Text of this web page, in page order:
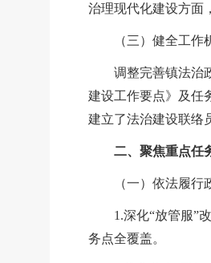
治理现代化建设方面
（三）健全工作
调整完善镇法治政
建设工作要点》及任
建立了法治建设联络
二、聚焦重点任务
（一）依法履行政
1.深化“放管服”
务点全覆盖。